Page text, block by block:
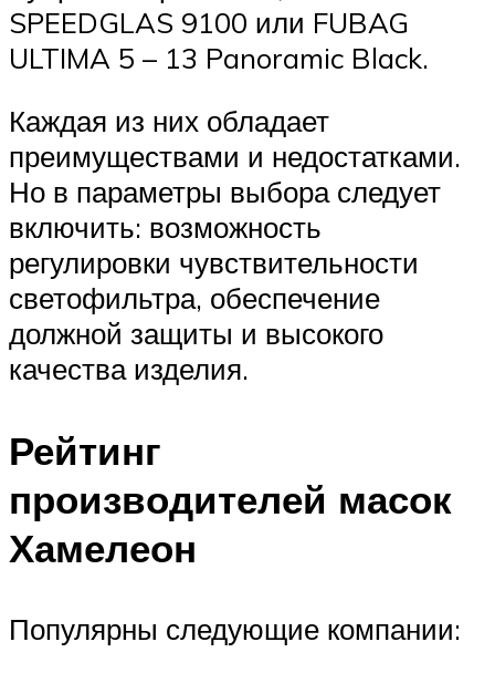
SPEEDGLAS 9100 или FUBAG
ULTIMA 5 – 13 Panoramic Black.
Каждая из них обладает
преимуществами и недостатками.
Но в параметры выбора следует
включить: возможность
регулировки чувствительности
светофильтра, обеспечение
должной защиты и высокого
качества изделия.
Рейтинг
производителей масок
Хамелеон
Популярны следующие компании: